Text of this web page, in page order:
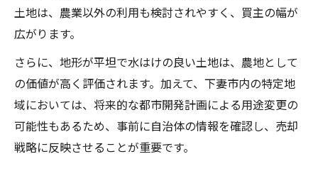
土地は、農業以外の利用も検討されやすく、買主の幅が
広がります。
さらに、地形が平坦で水はけの良い土地は、農地として
の価値が高く評価されます。加えて、下妻市内の特定地
域においては、将来的な都市開発計画による用途変更の
可能性もあるため、事前に自治体の情報を確認し、売却
戦略に反映させることが重要です。